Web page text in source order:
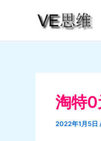
淘特0
2022年1月5日